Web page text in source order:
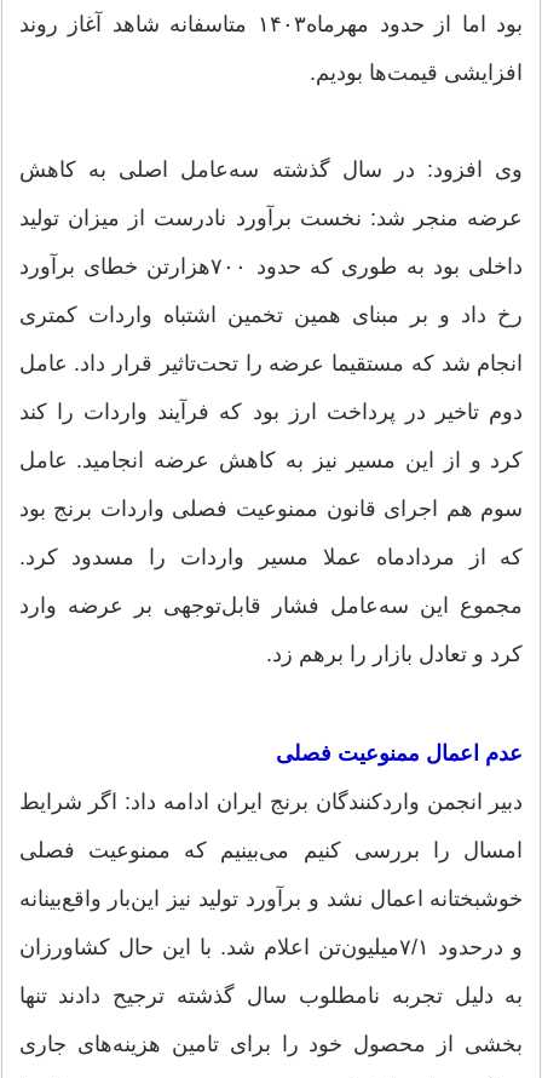
بود اما از حدود مهرماه۱۴۰۳ متاسفانه شاهد آغاز روند
افزایشی قیمت‌ها بودیم.
وی افزود: در سال گذشته سه‌عامل اصلی به کاهش
عرضه منجر شد: نخست برآورد نادرست از میزان تولید
داخلی بود به ‌طوری که حدود ۷۰۰‌هزارتن خطای برآورد
رخ داد و بر مبنای همین تخمین اشتباه واردات کمتری
انجام شد که مستقیما عرضه را تحت‌تاثیر قرار داد. عامل
دوم تاخیر در پرداخت ارز بود که فرآیند واردات را کند
کرد و از این مسیر نیز به کاهش عرضه انجامید. عامل
سوم هم اجرای قانون ممنوعیت فصلی واردات برنج بود
که از مردادماه عملا مسیر واردات را مسدود کرد.
مجموع این سه‌عامل فشار قابل‌توجهی بر عرضه وارد
کرد و تعادل بازار را برهم زد.
عدم اعمال ممنوعیت فصلی
دبیر انجمن واردکنندگان برنج ایران ادامه داد: اگر شرایط
امسال را بررسی کنیم می‌بینیم که ممنوعیت فصلی
خوشبختانه اعمال نشد و برآورد تولید نیز این‌بار واقع‌بینانه
و درحدود ۷/۱‌میلیون‌تن اعلام شد. با این حال کشاورزان
به‌ دلیل تجربه نامطلوب سال گذشته ترجیح دادند تنها
بخشی از محصول خود را برای تامین هزینه‌های جاری